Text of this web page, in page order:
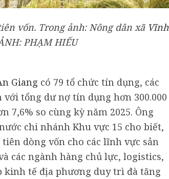
vốn. Trong ảnh: Nông dân xã Vĩnh
PHẠM HIẾU
Giang có 79 tổ chức tín dụng, các
tổng dư nợ tín dụng hơn 300.000
7,6% so cùng kỳ năm 2025. Ông
chi nhánh Khu vực 15 cho biết,
dòng vốn cho các lĩnh vực sản
các ngành hàng chủ lực, logistics,
tế địa phương duy trì đà tăng